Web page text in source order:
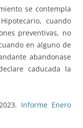
se contempla
cuando
preventivas, no
en alguno de
abandonase
caducada la
Informe Enero